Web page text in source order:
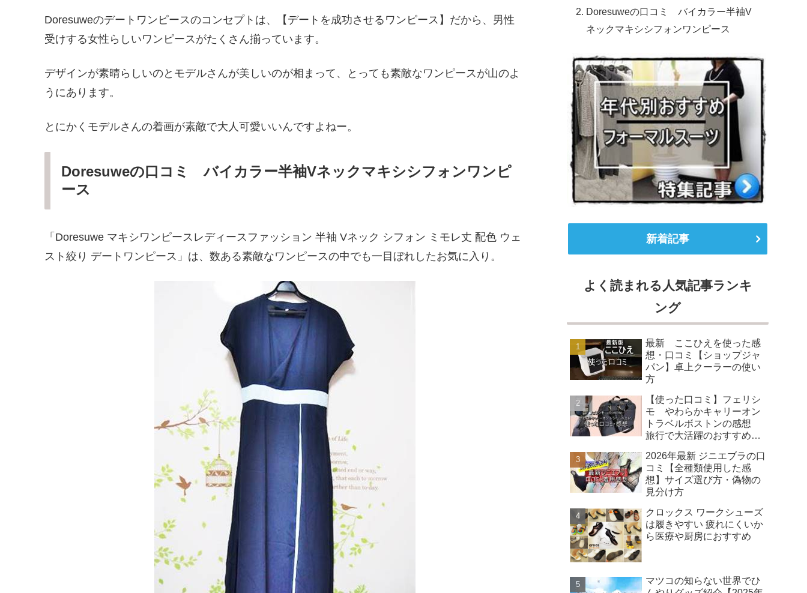
Doresuweのデートワンピースのコンセプトは、【デートを成功させるワンピース】だから、男性
受けする女性らしいワンピースがたくさん揃っています。
デザインが素晴らしいのとモデルさんが美しいのが相まって、とっても素敵なワンピースが山のよ
うにあります。
とにかくモデルさんの着画が素敵で大人可愛いいんですよねー。
Doresuweの口コミ バイカラー半袖Vネックマキシシフォンワンピ
ース
「Doresuwe マキシワンピースレディースファッション 半袖 Vネック シフォン ミモレ丈 配色 ウェ
スト絞り デートワンピース」は、数ある素敵なワンピースの中でも一目ぼれしたお気に入り。
Doresuweの口コミ バイカラー半袖V
ネックマキシシフォンワンピース
新着記事
よく読まれる人気記事ランキ
ング
最新 ここひえを使った感
想・口コミ【ショップジャ
パン】卓上クーラーの使い
方
【使った口コミ】フェリシ
モ やわらかキャリーオン
トラベルボストンの感想
旅行で大活躍のおすすめバ
2026年最新 ジニエブラの口
コミ【全種類使用した感
想】サイズ選び方・偽物の
見分け方
クロックス ワークシューズ
は履きやすい 疲れにくいか
ら医療や厨房におすすめ
マツコの知らない世界でひ